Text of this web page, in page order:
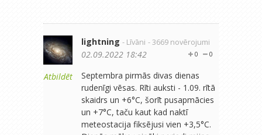
Atbildēt
lightning - Līvāni - 3669 novērojumi
0
0
02.09.2022 18:42
Septembra pirmās divas dienas
rudenīgi vēsas. Rīti auksti - 1.09. rītā
skaidrs un +6°C, šorīt pusapmācies
un +7°C, taču kaut kad naktī
meteostacija fiksējusi vien +3,5°C.